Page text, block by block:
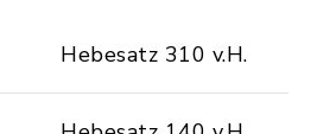
Hebesatz 310 v.H.